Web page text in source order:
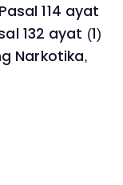
114 ayat
132 ayat (1)
Narkotika,